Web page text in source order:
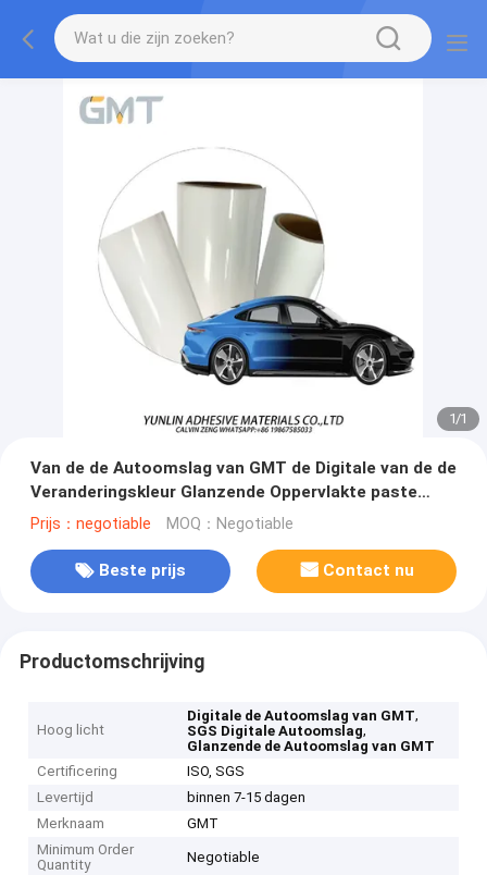
1/1
Van de de Autoomslag van GMT de Digitale van de de
Veranderingskleur Glanzende Oppervlakte paste
Bewezen SGS aan
Prijs：negotiable MOQ：Negotiable
Beste prijs Contact nu
Productomschrijving
Hoog licht
Digitale de Autoomslag van GMT,
SGS Digitale Autoomslag,
Glanzende de Autoomslag van GMT
Certificering
ISO, SGS
Levertijd
binnen 7-15 dagen
Merknaam
GMT
Minimum Order
Quantity
Negotiable